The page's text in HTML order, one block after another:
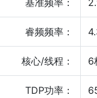
基准频率：
睿频频率：
核心/线程： 6
TDP功率：